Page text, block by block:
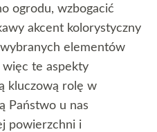
ogrodu, wzbogacić
akcent kolorystyczny
elementów
te aspekty
kluczową rolę w
Państwo u nas
powierzchni i